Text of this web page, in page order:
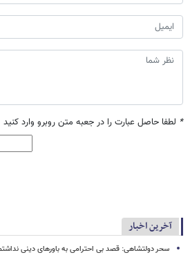
* لطفا حاصل عبارت را در جعبه متن روبرو وارد کنید
آخرین اخبار
سحر دولتشاهی: قصد بی احترامی به باورهای دینی